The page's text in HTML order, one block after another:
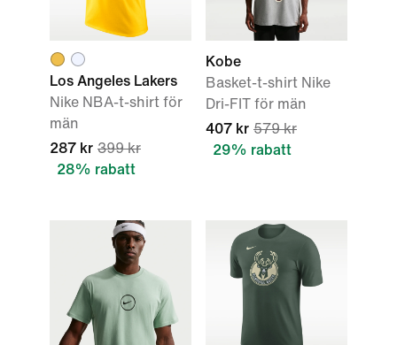
Los Angeles Lakers
Nike NBA-t-shirt för
män
287 kr 399 kr
28% rabatt
Kobe
Basket-t-shirt Nike
Dri-FIT för män
407 kr 579 kr
29% rabatt